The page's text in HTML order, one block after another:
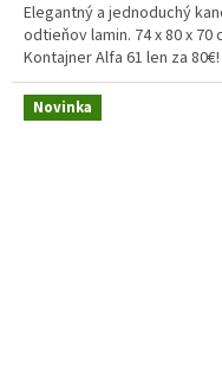
Elegantný a jednoduchý
odtieňov lamin. 74 x 80 x
Kontajner Alfa 61 len za 80€!
Novinka